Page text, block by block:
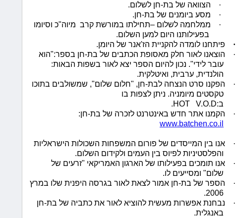
·
הצוואה של בת-חן לשלום.
·
מסע ביומנים של בת-חן.
·
ממלחמה לשלום –תחילתו במורשת קרב מיוה"כ וסיומו
בפעילותנו היום למען השלום.
·
פיתחנו לומדה להקניית הז'אנר של היומן.
·
הוצאנו לאור חלק מאסופת הכתבים של בת-חן בספר:"הוא
עובר לידי". נכון להיום הספר יצא לאור בשפות הבאות:
הולנדית, ערבית, ואיטלקית.
·
הפקנו סרט הנצחה לבת-חן, "חלום שלום", שמשולבים בתוכו
טקסטים מיומניה. ניתן לצפות בו
ב:V.O.D
HOT
.
·
הקמנו אתר חדש באינטרנט לזכרה של בת-חן:
www.batchen.co.il
·
אנו בין המייסדים של פורום המשפחות השכולות הישראליות
והפלסטיניות לפיוס בין העמים ולקידום השלום.
·
אנו תומכים בפעילותו של הארגון האמריקאי "זרעים של
שלום" ומסייעים לו.
·
הספר של בת-חן אמור לצאת לאור בגרסה היפנית שלו במרץ
2006.
·
נבחנת אפשרות מעשית להוציא לאור את כתביה של בת-חן
באנגלית.